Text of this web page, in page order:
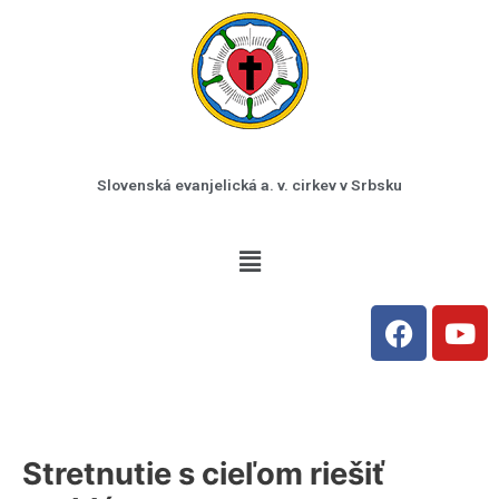
Slovenská evanjelická a. v. cirkev v Srbsku
Menu
F
a
Y
o
Stretnutie s cieľom riešiť